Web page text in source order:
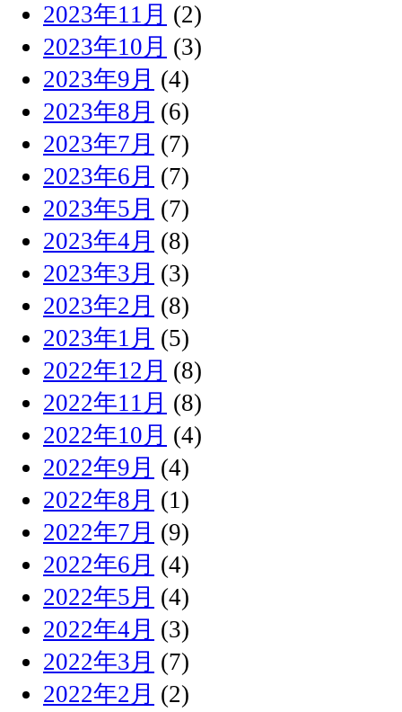
2023年11月 (2)
2023年10月 (3)
2023年9月 (4)
2023年8月 (6)
2023年7月 (7)
2023年6月 (7)
2023年5月 (7)
2023年4月 (8)
2023年3月 (3)
2023年2月 (8)
2023年1月 (5)
2022年12月 (8)
2022年11月 (8)
2022年10月 (4)
2022年9月 (4)
2022年8月 (1)
2022年7月 (9)
2022年6月 (4)
2022年5月 (4)
2022年4月 (3)
2022年3月 (7)
2022年2月 (2)